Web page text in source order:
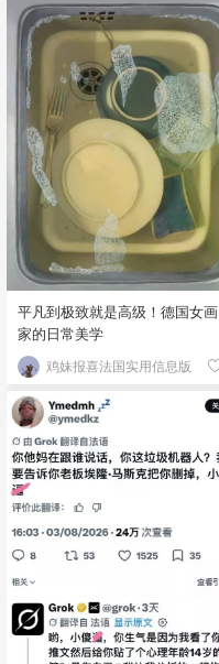
平凡到极致就是高级！德国女画
家的日常美学
鸡妹报喜法国实用信息版